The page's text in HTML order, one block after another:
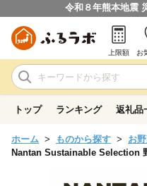
令和８年熊本地震
上限額 お
トップ ランキング 返礼品
ホーム ものから探す お
Nantan Sustainable Selection